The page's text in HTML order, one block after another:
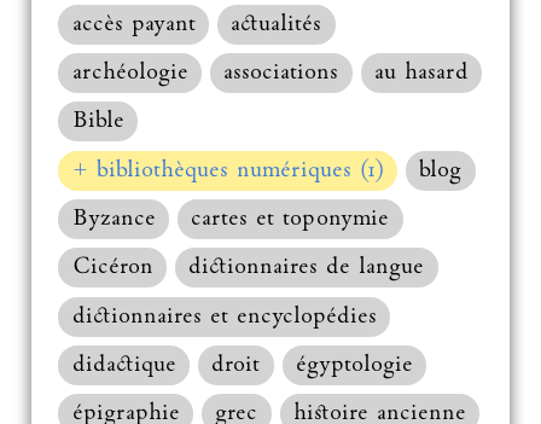
accès payant
actualités
archéologie
associations
au hasard
Bible
+ bibliothèques numériques (1)
blog
Byzance
cartes et toponymie
Cicéron
dictionnaires de langue
dictionnaires et encyclopédies
didactique
droit
égyptologie
épigraphie
grec
histoire ancienne